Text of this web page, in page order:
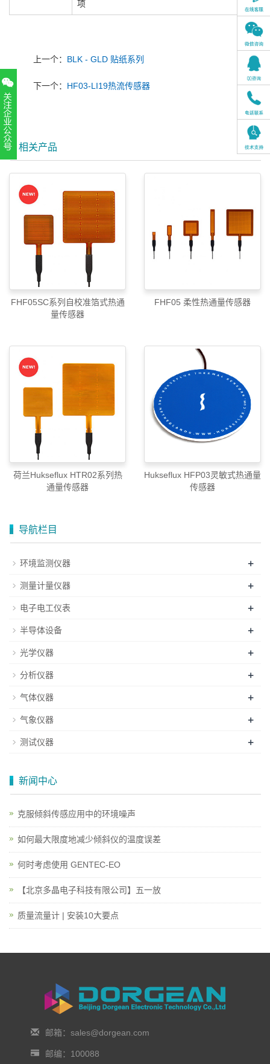
项
上一个： BLK - GLD 贴纸系列
下一个： HF03-LI19热流传感器
相关产品
FHF05SC系列自校准箔式热通
量传感器
FHF05 柔性热通量传感器
荷兰Hukseflux HTR02系列热
通量传感器
Hukseflux HFP03灵敏式热通量
传感器
导航栏目
环境监测仪器 +
测量计量仪器 +
电子电工仪表 +
半导体设备 +
光学仪器 +
分析仪器 +
气体仪器 +
气象仪器 +
测试仪器 +
新闻中心
克服倾斜传感应用中的环境噪声
如何最大限度地减少倾斜仪的温度误差
何时考虑使用 GENTEC-EO
【北京多晶电子科技有限公司】五一放
质量流量计 | 安装10大要点
邮箱：sales@dorgean.com
邮编：100088
010-52867771